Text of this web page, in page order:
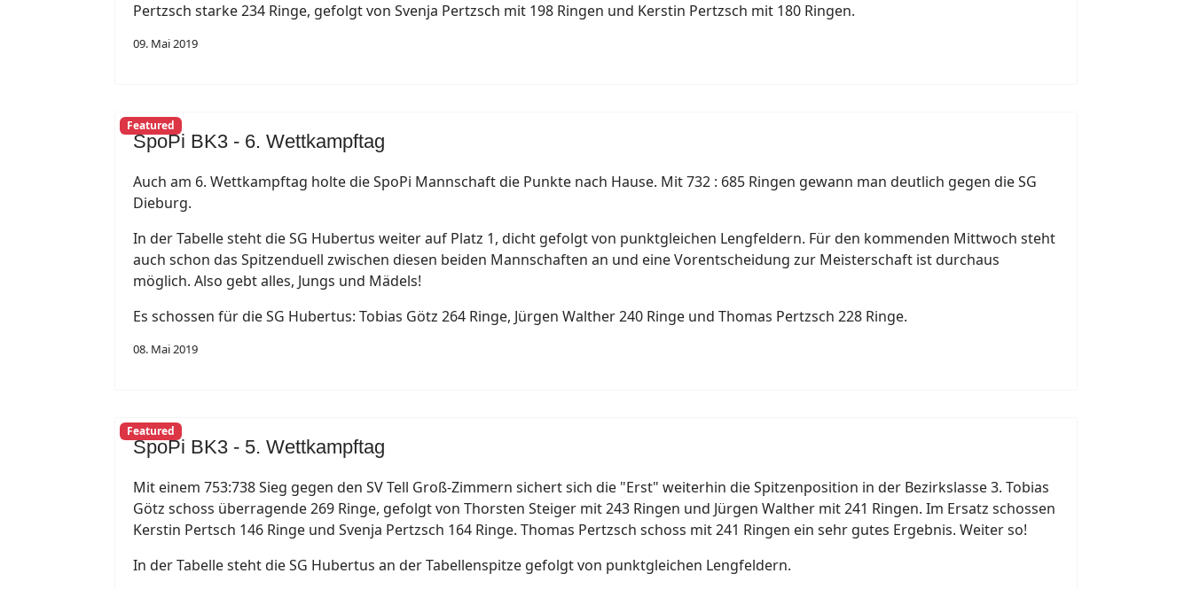
Pertzsch starke 234 Ringe, gefolgt von Svenja Pertzsch mit 198 Ringen und Kerstin Pertzsch mit 180 Ringen.
09. Mai 2019
Featured
SpoPi BK3 - 6. Wettkampftag
Auch am 6. Wettkampftag holte die SpoPi Mannschaft die Punkte nach Hause. Mit 732 : 685 Ringen gewann man deutlich gegen die SG
Dieburg.
In der Tabelle steht die SG Hubertus weiter auf Platz 1, dicht gefolgt von punktgleichen Lengfeldern. Für den kommenden Mittwoch steht
auch schon das Spitzenduell zwischen diesen beiden Mannschaften an und eine Vorentscheidung zur Meisterschaft ist durchaus
möglich. Also gebt alles, Jungs und Mädels!
Es schossen für die SG Hubertus: Tobias Götz 264 Ringe, Jürgen Walther 240 Ringe und Thomas Pertzsch 228 Ringe.
08. Mai 2019
Featured
SpoPi BK3 - 5. Wettkampftag
Mit einem 753:738 Sieg gegen den SV Tell Groß-Zimmern sichert sich die "Erst" weiterhin die Spitzenposition in der Bezirkslasse 3. Tobias
Götz schoss überragende 269 Ringe, gefolgt von Thorsten Steiger mit 243 Ringen und Jürgen Walther mit 241 Ringen. Im Ersatz schossen
Kerstin Pertsch 146 Ringe und Svenja Pertzsch 164 Ringe. Thomas Pertzsch schoss mit 241 Ringen ein sehr gutes Ergebnis. Weiter so!
In der Tabelle steht die SG Hubertus an der Tabellenspitze gefolgt von punktgleichen Lengfeldern.